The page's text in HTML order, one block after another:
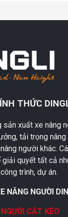
THỨC
sản xuất xe nâng
tải trọng
người khác.
giải quyết tất cả
trình, dự án.
NÂNG NGƯỜI
CẮT KÉO